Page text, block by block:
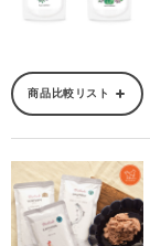
商品比較リスト